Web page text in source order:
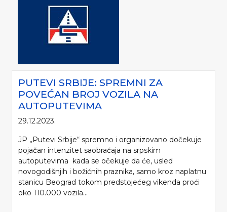
PUTEVI SRBIJE: SPREMNI ZA
POVEĆAN BROJ VOZILA NA
AUTOPUTEVIMA
29.12.2023.
JP „Putevi Srbije“ spremno i organizovano dočekuje
pojačan intenzitet saobraćaja na srpskim
autoputevima kada se očekuje da će, usled
novogodišnjih i božićnih praznika, samo kroz naplatnu
stanicu Beograd tokom predstojećeg vikenda proći
oko 110.000 vozila...